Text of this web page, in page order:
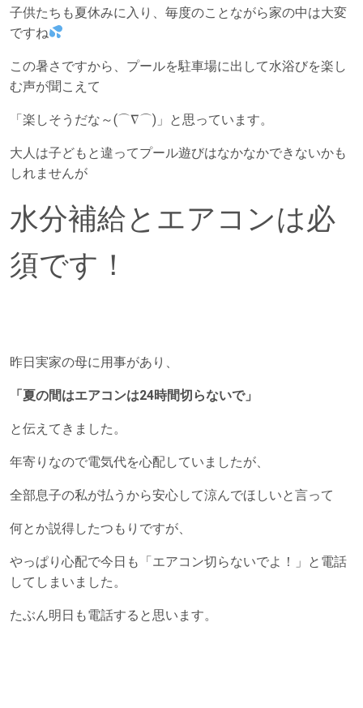
子供たちも夏休みに入り、毎度のことながら家の中は大変
ですね
この暑さですから、プールを駐車場に出して水浴びを楽し
む声が聞こえて
「楽しそうだな～(⌒∇⌒)」と思っています。
大人は子どもと違ってプール遊びはなかなかできないかも
しれませんが
水分補給とエアコンは必
須です！
昨日実家の母に用事があり、
「夏の間はエアコンは24時間切らないで」
と伝えてきました。
年寄りなので電気代を心配していましたが、
全部息子の私が払うから安心して涼んでほしいと言って
何とか説得したつもりですが、
やっぱり心配で今日も「エアコン切らないでよ！」と電話
してしまいました。
たぶん明日も電話すると思います。